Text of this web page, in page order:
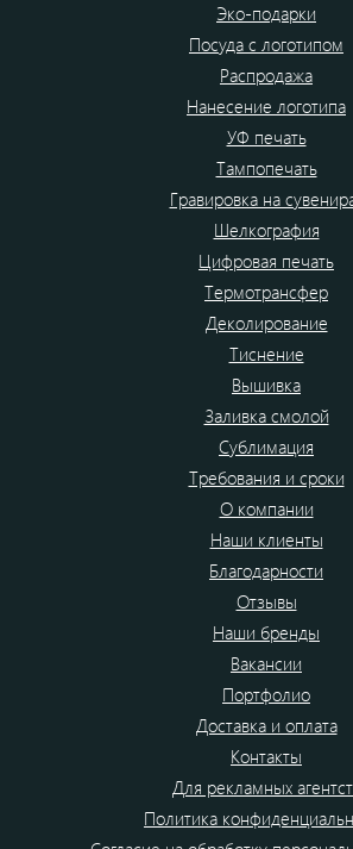
Эко-подарки
Посуда с логотипом
Распродажа
Нанесение логотипа
УФ печать
Тампопечать
Гравировка на
Шелкография
Цифровая печать
Термотрансфер
Деколирование
Тиснение
Вышивка
Заливка смолой
Сублимация
Требования и сроки
О компании
Наши клиенты
Благодарности
Отзывы
Наши бренды
Вакансии
Портфолио
Доставка и оплата
Контакты
Для рекламных
Политика